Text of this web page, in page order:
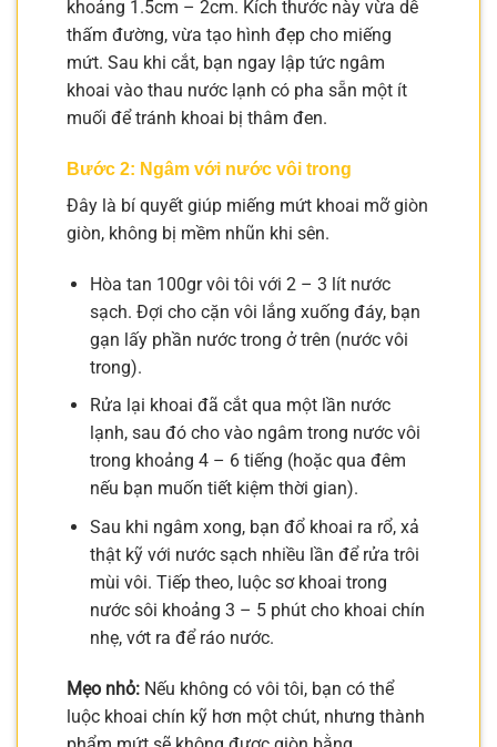
khoảng 1.5cm – 2cm. Kích thước này vừa dễ
thấm đường, vừa tạo hình đẹp cho miếng
mứt. Sau khi cắt, bạn ngay lập tức ngâm
khoai vào thau nước lạnh có pha sẵn một ít
muối để tránh khoai bị thâm đen.
Bước 2: Ngâm với nước vôi trong
Đây là bí quyết giúp miếng mứt khoai mỡ giòn
giòn, không bị mềm nhũn khi sên.
Hòa tan 100gr vôi tôi với 2 – 3 lít nước
sạch. Đợi cho cặn vôi lắng xuống đáy, bạn
gạn lấy phần nước trong ở trên (nước vôi
trong).
Rửa lại khoai đã cắt qua một lần nước
lạnh, sau đó cho vào ngâm trong nước vôi
trong khoảng 4 – 6 tiếng (hoặc qua đêm
nếu bạn muốn tiết kiệm thời gian).
Sau khi ngâm xong, bạn đổ khoai ra rổ, xả
thật kỹ với nước sạch nhiều lần để rửa trôi
mùi vôi. Tiếp theo, luộc sơ khoai trong
nước sôi khoảng 3 – 5 phút cho khoai chín
nhẹ, vớt ra để ráo nước.
Mẹo nhỏ: Nếu không có vôi tôi, bạn có thể
luộc khoai chín kỹ hơn một chút, nhưng thành